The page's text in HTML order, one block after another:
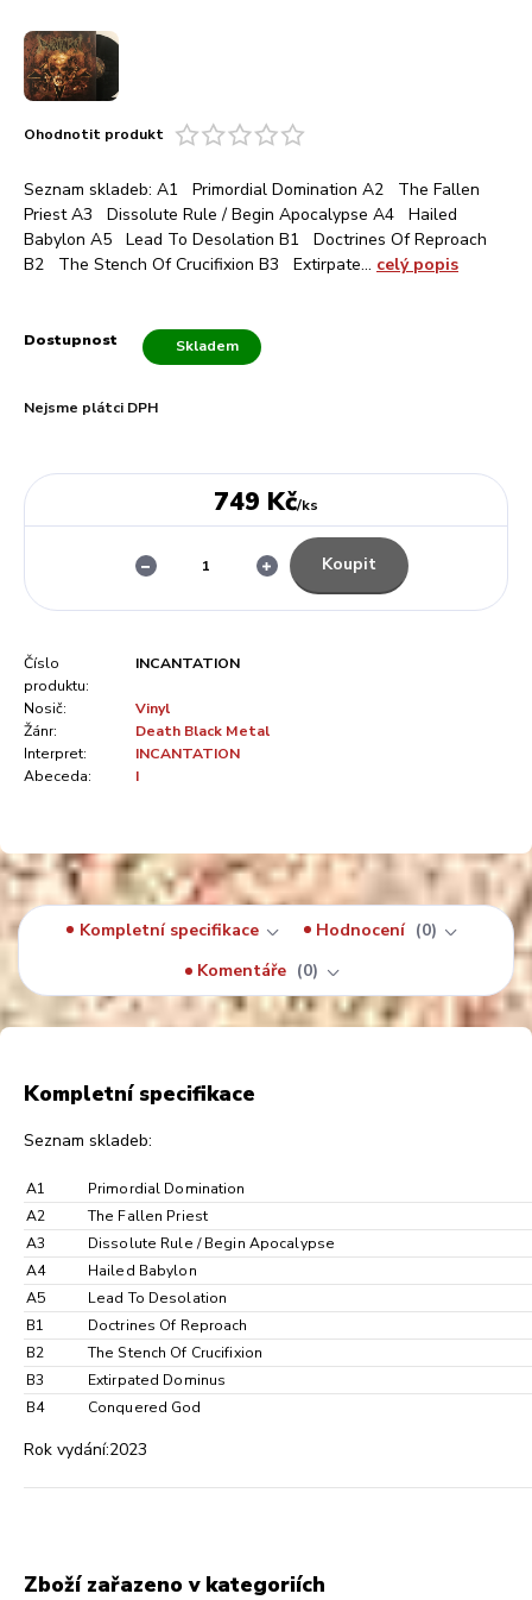
Ohodnotit produkt
Seznam skladeb: A1 Primordial Domination A2 The Fallen
Priest A3 Dissolute Rule / Begin Apocalypse A4 Hailed
Babylon A5 Lead To Desolation B1 Doctrines Of Reproach
B2 The Stench Of Crucifixion B3 Extirpate... celý popis
Dostupnost Skladem
Nejsme plátci DPH
749 Kč/ks
Koupit
Číslo
produktu:
INCANTATION
Nosič:
Vinyl
Žánr:
Death Black Metal
Interpret:
INCANTATION
Abeceda:
I
Kompletní specifikace Hodnocení
0
Komentáře
0
Kompletní specifikace
Seznam skladeb:
A1
Primordial Domination
A2
The Fallen Priest
A3
Dissolute Rule / Begin Apocalypse
A4
Hailed Babylon
A5
Lead To Desolation
B1
Doctrines Of Reproach
B2
The Stench Of Crucifixion
B3
Extirpated Dominus
B4
Conquered God
Rok vydání:2023
Zboží zařazeno v kategoriích